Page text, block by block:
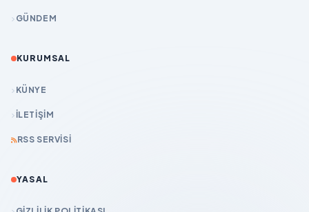
GÜNDEM
KURUMSAL
KÜNYE
İLETIŞIM
RSS SERVISI
YASAL